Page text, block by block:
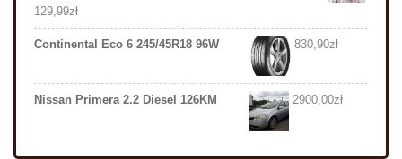
129,99zł
Continental Eco 6 245/45R18 96W 830,90zł
Nissan Primera 2.2 Diesel 126KM 2900,00zł